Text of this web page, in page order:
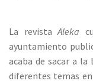
La revistaAleka
ayuntamiento
acaba de sacar a
diferentes temas